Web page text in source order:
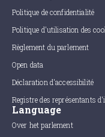
Politique de confidentialité
Politique d'utilisation des
Règlement du parlement
Open data
Déclaration d'accessibilité
Registre des représentants
Language
Over het parlement